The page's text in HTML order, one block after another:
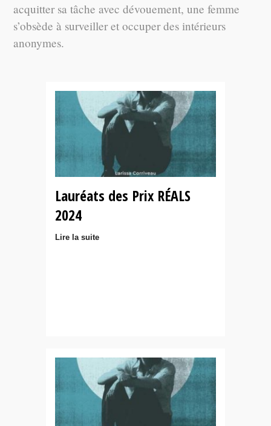
acquitter sa tâche avec dévouement, une femme
s’obsède à surveiller et occuper des intérieurs
anonymes.
Lauréats des Prix RÉALS
2024
Lire la suite